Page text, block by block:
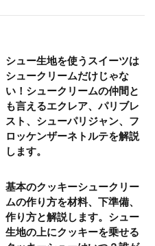
シュー生地を使うスイーツは
シュークリームだけじゃな
い！シュークリームの仲間と
も言えるエクレア、パリブレ
スト、シューパリジャン、フ
ロッケンザーネトルテを解説
します。
基本のクッキーシュークリー
ムの作り方を材料、下準備、
作り方と解説します。シュー
生地の上にクッキーを乗せる